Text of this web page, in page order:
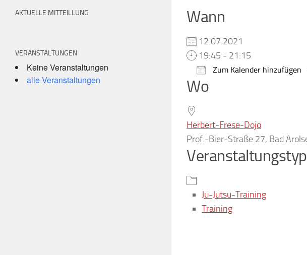
Wann
12.07.2021
19:45 - 21:15
Zum Kalender hinzufügen
ICS herunterladen
Wo
Herbert-Frese-Dojo
Prof.-Bier-Straße 27, Bad
Veranstaltungstyp
Ju-Jutsu-Training
Training
AKTUELLE MITTEILLUNG
VERANSTALTUNGEN
Keine Veranstaltungen
alle Veranstaltungen